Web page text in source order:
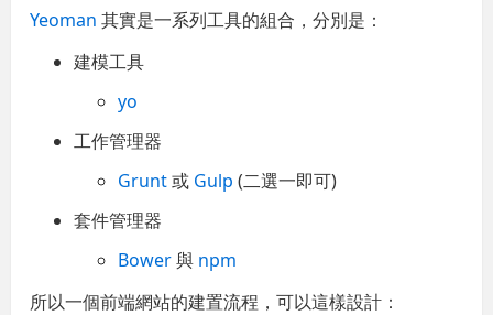
Yeoman 其實是一系列工具的組合，分別是：
建模工具
yo
工作管理器
Grunt或 Gulp (二選一即可)
套件管理器
Bower與 npm
所以一個前端網站的建置流程，可以這樣設計：